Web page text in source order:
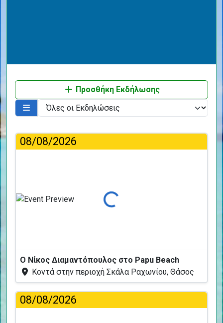
Προσθήκη Εκδήλωσης
08/08/2026
Φόρτωση...
Ο Νίκος Διαμαντόπουλος στο Papu Beach
Κοντά στην περιοχή Σκάλα Ραχωνίου, Θάσος
08/08/2026